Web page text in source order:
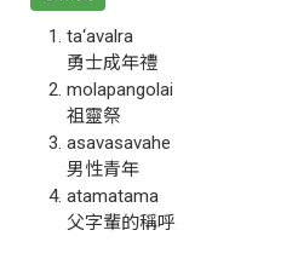
ta‘avalra
勇士成年禮
molapangolai
祖靈祭
asavasavahe
男性青年
atamatama
父字輩的稱呼